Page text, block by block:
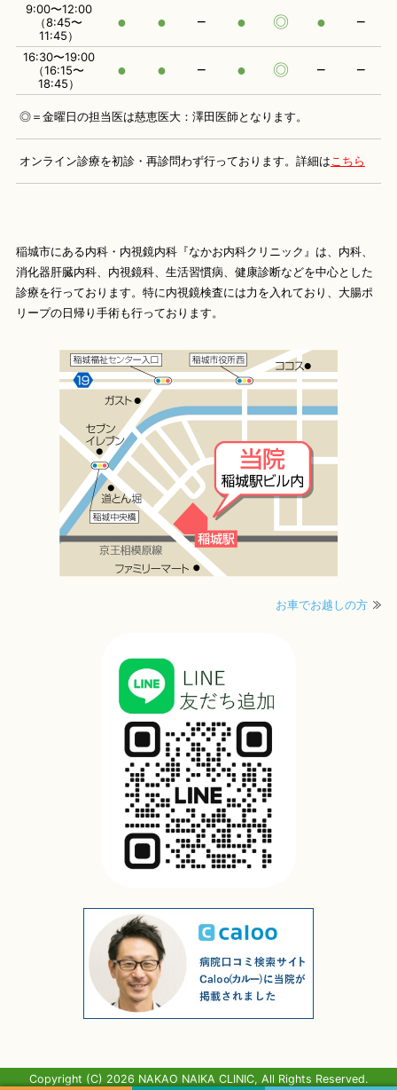
9:00〜12:00
（8:45〜
11:45）
● ● − ● ◎ ● −
16:30〜19:00
（16:15〜
18:45）
● ● − ● ◎ − −
◎＝金曜日の担当医は慈恵医大：澤田医師となります。
オンライン診療を初診・再診問わず行っております。 詳細は こちら
稲城市にある内科・内視鏡内科『なかお内科クリニック』は、内科、
消化器肝臓内科、内視鏡科、生活習慣病、健康診断などを中心とした
診療を行っております。特に内視鏡検査には力を入れており、大腸ポ
リープの日帰り手術も行っております。
お車でお越しの方
Copyright (C) 2026 NAKAO NAIKA CLINIC, All Rights Reserved.